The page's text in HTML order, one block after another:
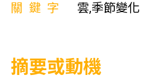
關鍵字
雲,季節變化
摘要或動機